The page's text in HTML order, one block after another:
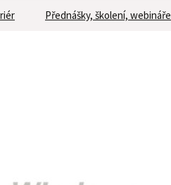
Přednášky, školení, webináře